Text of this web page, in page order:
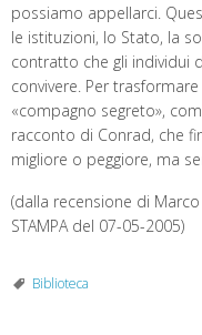
possiamo appellarci.
le istituzioni, lo Stato, la
contratto che gli individui
convivere. Per
«compagno segreto»,
racconto di Conrad, che
migliore o peggiore, ma
(dalla recensione di
STAMPA del 07-05-2005)
Biblioteca